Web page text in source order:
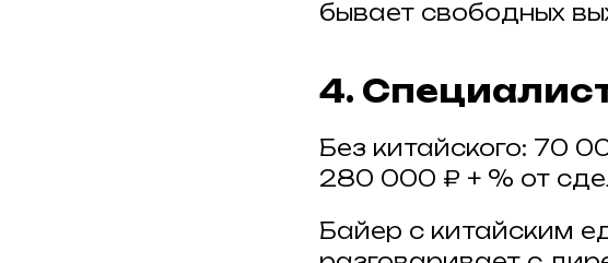
бывает свободных
4.
Без китайского: 70
280 000 ₽ + % от
Байер с китайским